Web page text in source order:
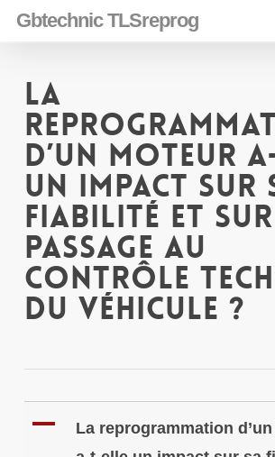
Gbtechnic TLSreprog
La
d’un moteur
un impact sur
fiabilité et
passage au
contrôle
du véhicule ?
A
La reprogrammation